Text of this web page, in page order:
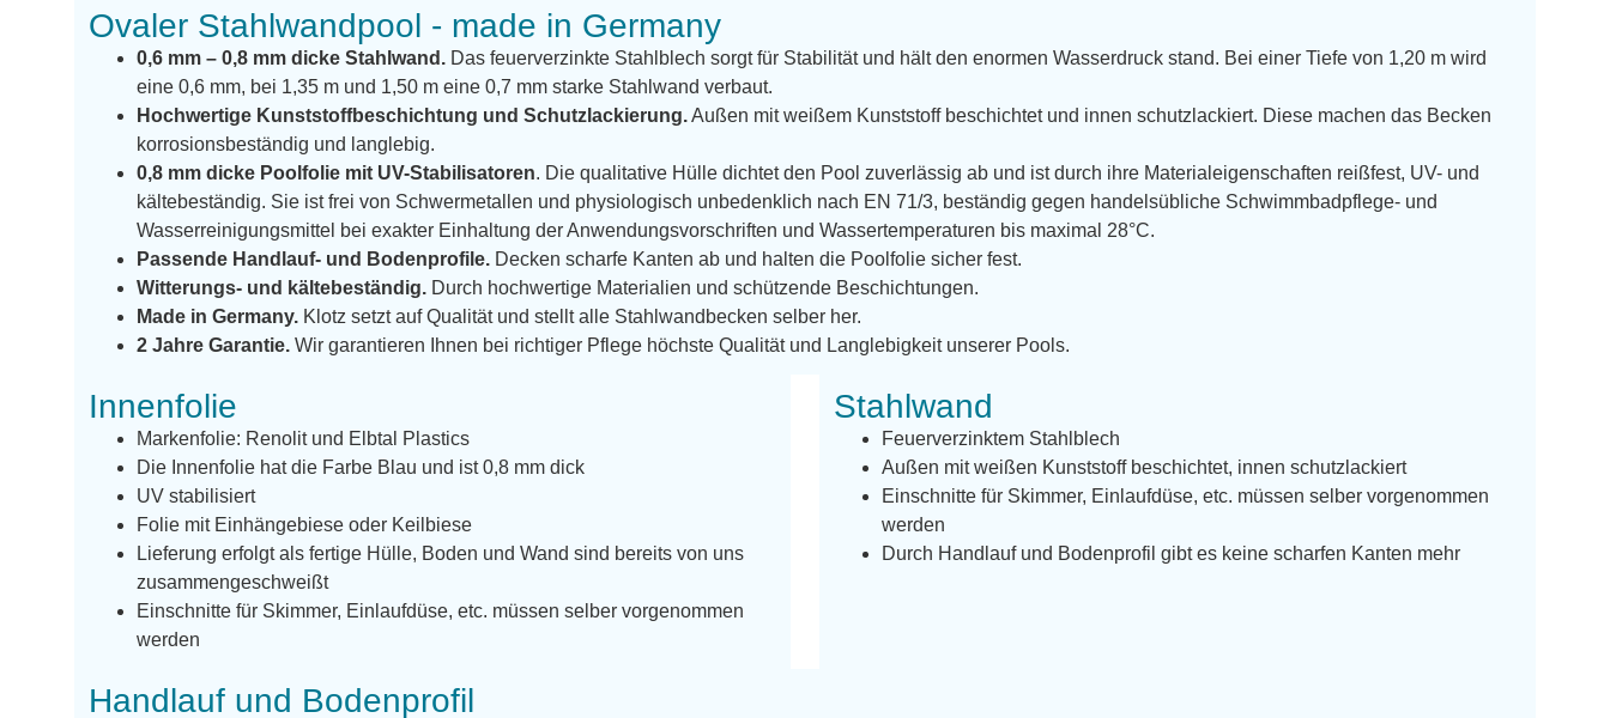
Ovaler Stahlwandpool - made in Germany
0,6 mm – 0,8 mm dicke Stahlwand. Das feuerverzinkte Stahlblech sorgt für Stabilität und hält den enormen Wasserdruck stand. Bei einer Tiefe von 1,20 m wird
eine 0,6 mm, bei 1,35 m und 1,50 m eine 0,7 mm starke Stahlwand verbaut.
Hochwertige Kunststoffbeschichtung und Schutzlackierung.Außen mit weißem Kunststoff beschichtet und innen schutzlackiert. Diese machen das Becken
korrosionsbeständig und langlebig.
0,8 mm dicke Poolfolie mit UV-Stabilisatoren. Die qualitative Hülle dichtet den Pool zuverlässig ab und ist durch ihre Materialeigenschaften reißfest, UV- und
kältebeständig. Sie ist frei von Schwermetallen und physiologisch unbedenklich nach EN 71/3, beständig gegen handelsübliche Schwimmbadpflege- und
Wasserreinigungsmittel bei exakter Einhaltung der Anwendungsvorschriften und Wassertemperaturen bis maximal 28°C.
Passende Handlauf- und Bodenprofile. Decken scharfe Kanten ab und halten die Poolfolie sicher fest.
Witterungs- und kältebeständig. Durch hochwertige Materialien und schützende Beschichtungen.
Made in Germany. Klotz setzt auf Qualität und stellt alle Stahlwandbecken selber her.
2 Jahre Garantie. Wir garantieren Ihnen bei richtiger Pflege höchste Qualität und Langlebigkeit unserer Pools.
Innenfolie
Markenfolie: Renolit und Elbtal Plastics
Die Innenfolie hat die Farbe Blau und ist 0,8 mm dick
UV stabilisiert
Folie mit Einhängebiese oder Keilbiese
Lieferung erfolgt als fertige Hülle, Boden und Wand sind bereits von uns
zusammengeschweißt
Einschnitte für Skimmer, Einlaufdüse, etc. müssen selber vorgenommen
werden
Stahlwand
Feuerverzinktem Stahlblech
Außen mit weißen Kunststoff beschichtet, innen schutzlackiert
Einschnitte für Skimmer, Einlaufdüse, etc. müssen selber vorgenommen
werden
Durch Handlauf und Bodenprofil gibt es keine scharfen Kanten mehr
Handlauf und Bodenprofil